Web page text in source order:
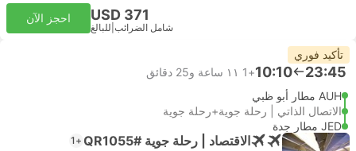
USD 371
شامل الضرائب للبالغ
احجز الآن
تأكيد فوري
23:45
10:10
+1
١١ ساعة و‫25 دقائق
AUH مطار أبو ظبي
الاتصال الذاتي | رحلة جوية+رحلة جوية
JED مطار جدة
الاقتصاد | رحلة جوية #QR1055 +1